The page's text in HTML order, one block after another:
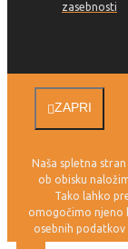
zasebnosti
ZAPRI
Naša spletna
ob obisku
Tako lahko
omogočimo njeno
osebnih